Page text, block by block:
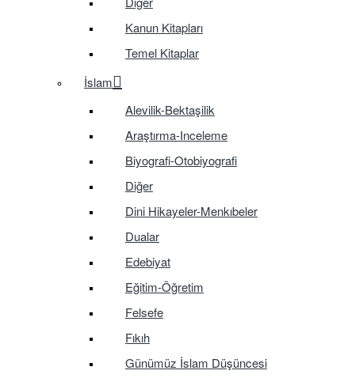
Kanun Kitapları
Temel Kitaplar
İslam
Alevilik-Bektaşilik
Araştırma-Inceleme
Biyografi-Otobiyografi
Diğer
Dini Hikayeler-Menkıbeler
Dualar
Edebiyat
Eğitim-Öğretim
Felsefe
Fıkıh
Günümüz İslam Düşüncesi